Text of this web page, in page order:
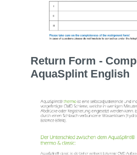
Return Form -
AquaSplint English